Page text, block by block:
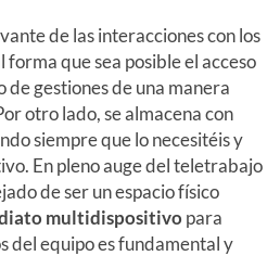
de las interacciones con los
que sea posible el acceso
de gestiones de una manera
otro lado, se almacena con
siempre que lo necesitéis y
En pleno auge del teletrabajo
de ser un espacio físico
multidispositivo para
del equipo es fundamental y